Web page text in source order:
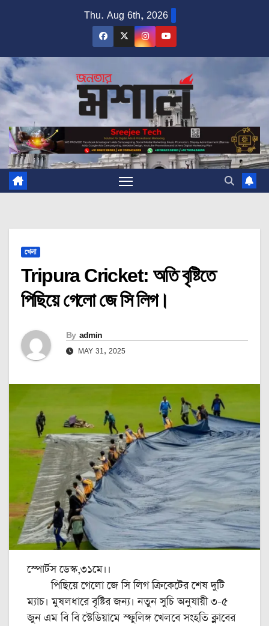
Thu. Aug 6th, 2026
খেলা
Tripura Cricket: ‌অতি বৃষ্টিতে
পিছিয়ে গেলো জে সি লিগ।
By admin
MAY 31, 2025
স্পোর্টস ডেস্ক,৩১মে।।
পিছিয়ে গেলো জে সি লিগ ক্রিকেটের শেষ দুটি
ম্যাচ। মুষলধারে বৃষ্টির জন্য। নতুন সুচি অনুযায়ী ৩-৫
জুন এম বি বি স্টেডিয়ামে স্ফুলিঙ্গ খেলবে সংহতি ক্লাবের